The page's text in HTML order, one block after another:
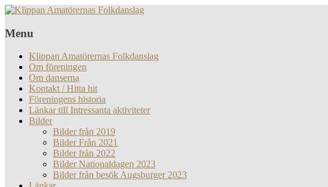
Menu
Klippan Amatörernas Folkdanslag
Om föreningen
Om danserna
Kontakt / Hitta hit
Föreningens historia
Länkar till Intressanta aktiviteter
Bilder
Bilder från 2019
Bilder Från 2021
Bilder från 2022
Bilder Nationaldagen 2023
Bilder från besök Augsburger 2023